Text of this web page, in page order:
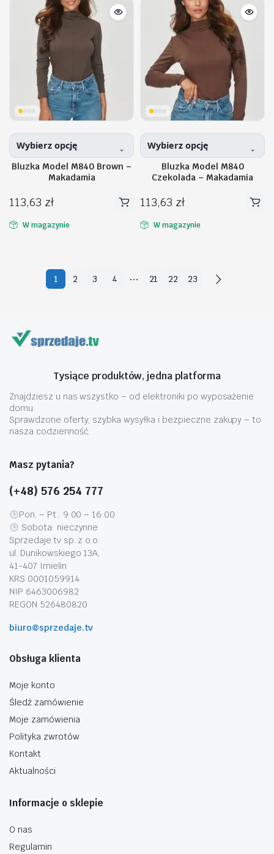
wariantów.
można
wybrać
stronie
produktu
wariantów.
można
wybrać
na
stronie
produktu
Wybierz opcję
Bluzka Model M840 Brown –
Makadamia
113,63 zł
Ten
produkt
wariantów.
stronie
W magazynie
Wybierz opcję
Bluzka Model M840
Czekolada – Makadamia
113,63 zł
Ten
produkt
Opcje
W magazynie
1 2 3 4 … 21 22 23
Tysiące produktów, jedna platforma
Znajdziesz u nas wszystko – od elektroniki po wyposażenie
domu.
Sprawdzone oferty, szybka wysyłka i bezpieczne zakupy – to
nasza codzienność.
Masz pytania?
(+48) 576 254 777
Pon. – Pt.: 9:00 – 16:00
Sobota: nieczynne
Sprzedaje.tv sp. z o.o.
ul. Dunikowskiego 13A,
41-407 Imielin
KRS 0001059914
NIP 6463006982
REGON 526480820
biuro@sprzedaje.tv
Obsługa klienta
Moje konto
Śledź zamówienie
Moje zamówienia
Polityka zwrotów
Kontakt
Aktualności
Informacje o sklepie
O nas
Regulamin